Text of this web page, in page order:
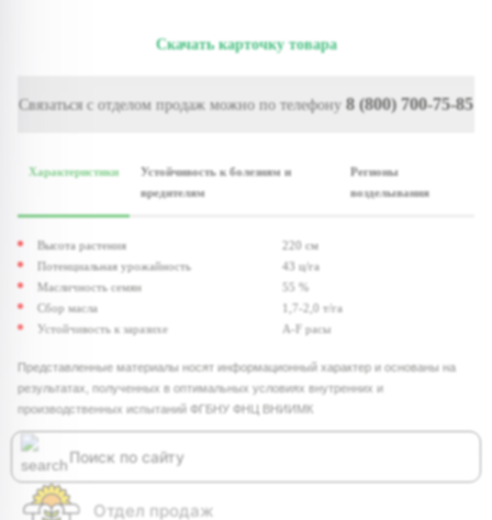
Скачать карточку товара
Связаться с отделом продаж можно по телефону 8 (800) 700-75-85
Характеристики
Устойчивость к болезням и
вредителям
Регионы
возделывания
Высота растения
220 см
Потенциальная урожайность
43 ц/га
Масличность семян
55 %
Сбор масла
1,7-2,0 т/га
Устойчивость к заразихе
A-F расы
Представленные материалы носят информационный характер и основаны на
результатах, полученных в оптимальных условиях внутренних и
производственных испытаний ФГБНУ ФНЦ ВНИИМК
Отдел продаж